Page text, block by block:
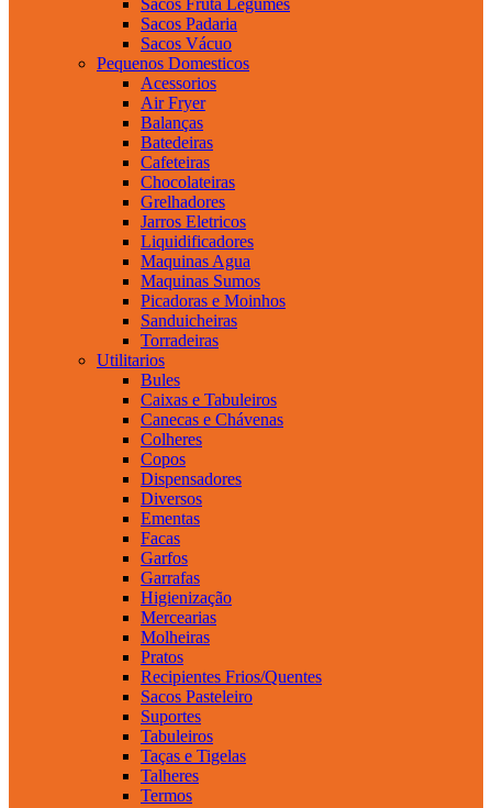
Sacos Padaria
Sacos Vácuo
Pequenos Domesticos
Acessorios
Air Fryer
Balanças
Batedeiras
Cafeteiras
Chocolateiras
Grelhadores
Jarros Eletricos
Liquidificadores
Maquinas Agua
Maquinas Sumos
Picadoras e Moinhos
Sanduicheiras
Torradeiras
Utilitarios
Bules
Caixas e Tabuleiros
Canecas e Chávenas
Colheres
Copos
Dispensadores
Diversos
Ementas
Facas
Garfos
Garrafas
Higienização
Mercearias
Molheiras
Pratos
Recipientes Frios/Quentes
Sacos Pasteleiro
Suportes
Tabuleiros
Taças e Tigelas
Talheres
Termos